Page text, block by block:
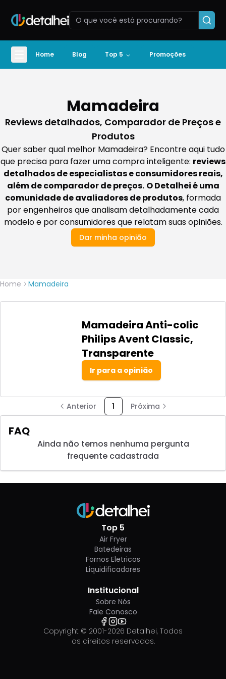
Home Blog Top 5 Promoções
Mamadeira
Reviews detalhados, Comparador de Preços e
Produtos
Quer saber qual melhor Mamadeira? Encontre aqui tudo
que precisa para fazer uma compra inteligente: reviews
detalhados de especialistas e consumidores reais,
além de comparador de preços. O Detalhei é uma
comunidade de avaliadores de produtos, formada
por engenheiros que analisam detalhadamente cada
modelo e por consumidores que relatam suas opiniões.
Dar minha opinião
Home Mamadeira
Mamadeira Anti-colic
Philips Avent Classic,
Transparente
Ir para a opinião
Anterior 1 Próxima
FAQ
Ainda não temos nenhuma pergunta
frequente cadastrada
Top 5
Air Fryer
Batedeiras
Fornos Eletricos
Liquidificadores
Institucional
Sobre Nós
Fale Conosco
Copyright © 2001-2026 Detalhei, Todos
os direitos reservados.